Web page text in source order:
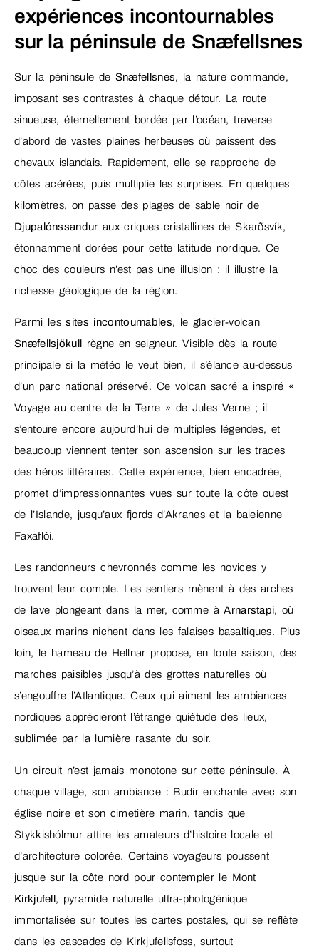
expériences incontournables
sur la péninsule de Snæfellsnes
Sur la péninsule de Snæfellsnes, la nature commande,
imposant ses contrastes à chaque détour. La route
sinueuse, éternellement bordée par l’océan, traverse
d’abord de vastes plaines herbeuses où paissent des
chevaux islandais. Rapidement, elle se rapproche de
côtes acérées, puis multiplie les surprises. En quelques
kilomètres, on passe des plages de sable noir de
Djupalónssandur aux criques cristallines de Skarðsvík,
étonnamment dorées pour cette latitude nordique. Ce
choc des couleurs n’est pas une illusion : il illustre la
richesse géologique de la région.
Parmi lessites incontournables, le glacier-volcan
Snæfellsjökull règne en seigneur. Visible dès la route
principale si la météo le veut bien, il s’élance au-dessus
d’un parc national préservé. Ce volcan sacré a inspiré «
Voyage au centre de la Terre » de Jules Verne ; il
s’entoure encore aujourd’hui de multiples légendes, et
beaucoup viennent tenter son ascension sur les traces
des héros littéraires. Cette expérience, bien encadrée,
promet d’impressionnantes vues sur toute la côte ouest
de l’Islande, jusqu’aux fjords d’Akranes et la baieienne
Faxaflói.
Les randonneurs chevronnés comme les novices y
trouvent leur compte. Les sentiers mènent à des arches
de lave plongeant dans la mer, comme àArnarstapi, où
oiseaux marins nichent dans les falaises basaltiques. Plus
loin, le hameau de Hellnar propose, en toute saison, des
marches paisibles jusqu’à des grottes naturelles où
s’engouffre l’Atlantique. Ceux qui aiment les ambiances
nordiques apprécieront l’étrange quiétude des lieux,
sublimée par la lumière rasante du soir.
Un circuit n’est jamais monotone sur cette péninsule. À
chaque village, son ambiance : Budir enchante avec son
église noire et son cimetière marin, tandis que
Stykkishólmur attire les amateurs d’histoire locale et
d’architecture colorée. Certains voyageurs poussent
jusque sur la côte nord pour contempler le Mont
Kirkjufell, pyramide naturelle ultra-photogénique
immortalisée sur toutes les cartes postales, qui se reflète
dans les cascades de Kirkjufellsfoss, surtout